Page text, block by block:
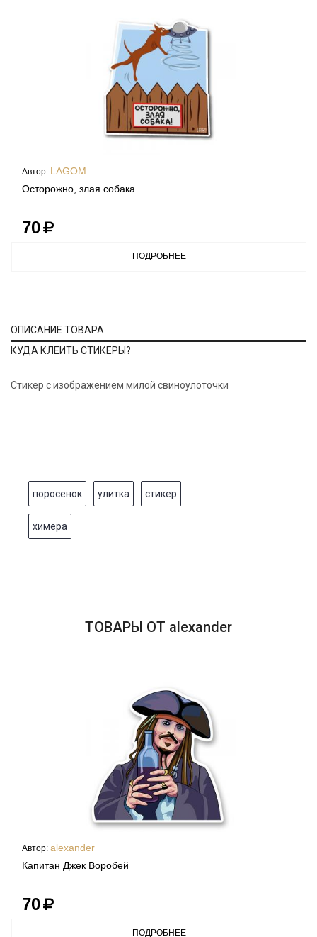
Автор: LAGOM
Осторожно, злая собака
70
ПОДРОБНЕЕ
ОПИСАНИЕ ТОВАРА
КУДА КЛЕИТЬ СТИКЕРЫ?
Стикер с изображением милой свиноулоточки
поросенок улитка стикер
химера
ТОВАРЫ ОТ alexander
Автор: alexander
Капитан Джек Воробей
70
ПОДРОБНЕЕ